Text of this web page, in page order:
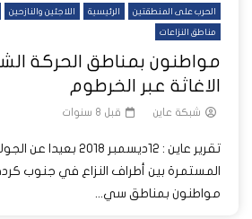
الحرب على المنطقتين الرئيسية اللاجئين والنازحين
مناطق النزاعات
مواطنون بمناطق الحركة
الاغاثة عبر الخرطوم
شبكة عاين قبل 8 سنوات
تقرير عاين : 12ديسمبر 2018
المستمرة بين أطراف النزاع في جنوب
مواطنون بمناطق سي...